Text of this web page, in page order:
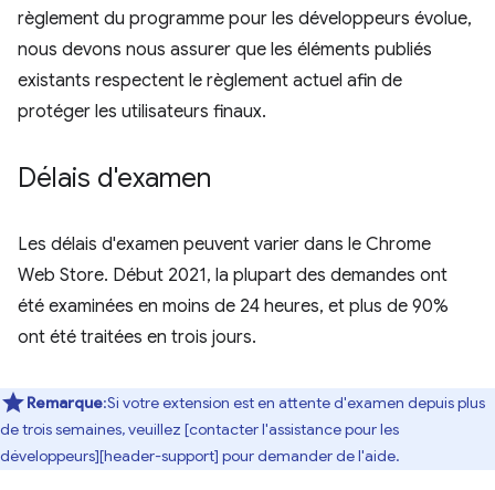
règlement du programme pour les développeurs évolue,
nous devons nous assurer que les éléments publiés
existants respectent le règlement actuel afin de
protéger les utilisateurs finaux.
Délais d'examen
Les délais d'examen peuvent varier dans le Chrome
Web Store. Début 2021, la plupart des demandes ont
été examinées en moins de 24 heures, et plus de 90%
ont été traitées en trois jours.
Remarque:Si votre extension est en attente d'examen depuis plus
de trois semaines, veuillez [contacter l'assistance pour les
développeurs][header-support] pour demander de l'aide.